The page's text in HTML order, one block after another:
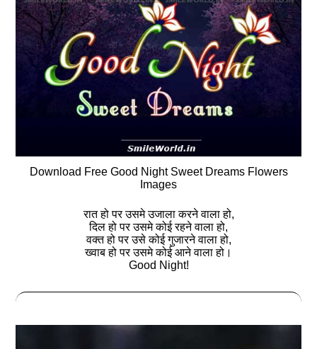
Download Free Good Night Sweet Dreams Flowers
Images
रात हो पर उसमे उजाला करने वाला हो,
दिल हो पर उसमे कोई रहने वाला हो,
वक्त हो पर उसे कोई गुजारने वाला हो,
ख्वाब हो पर उसमे कोई आने वाला हो।
Good Night!